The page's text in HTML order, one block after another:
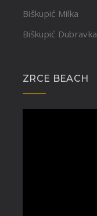
Biškupić Milka
Biškupić Dubravka
ZRCE BEACH